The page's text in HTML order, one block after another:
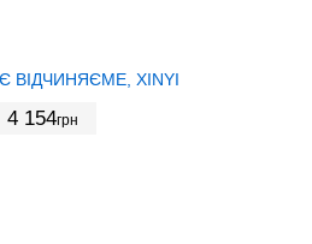
ВІДЧИНЯЄМЕ, XINYI
4 154грн